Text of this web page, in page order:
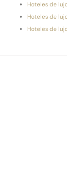
Hoteles de
Hoteles de
Hoteles de